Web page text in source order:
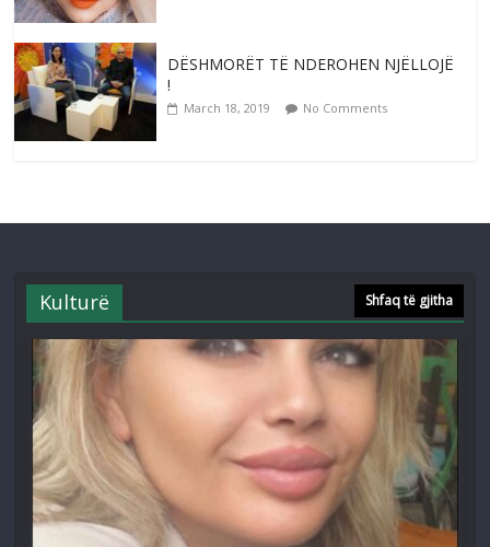
DËSHMORËT TË NDEROHEN NJËLLOJË
!
March 18, 2019 No Comments
Kulturë Shfaq të gjitha